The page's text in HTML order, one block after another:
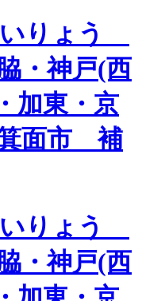
いりょう
・神戸(西
加東・京
箕面市 補
いりょう
・神戸(西